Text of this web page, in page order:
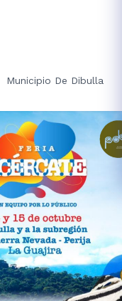
Municipio De Dibulla